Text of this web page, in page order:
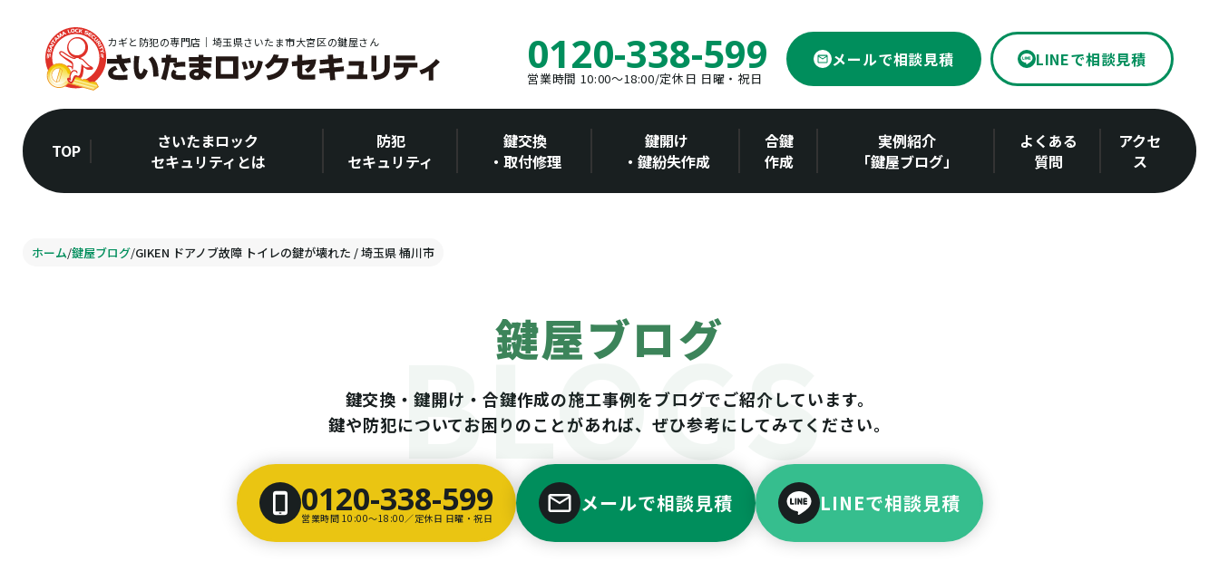
カギと防犯の専門店｜埼玉県さいたま市大宮区の鍵屋さん 0120-338-599
営業時間 10:00～18:00/定休日 日曜・祝日
メールで相談見積 LINEで相談見積
TOP
さいたまロック
セキュリティとは
防犯
セキュリティ
鍵交換
・取付修理
鍵開け
・鍵紛失作成
合鍵
作成
実例紹介
「鍵屋ブログ」
よくある
質問
アクセ
ス
ホーム/鍵屋ブログ/GIKEN ドアノブ故障 トイレの鍵が壊れた / 埼玉県 桶川市
鍵屋ブログ
鍵交換・鍵開け・合鍵作成の施工事例をブログでご紹介しています。
鍵や防犯についてお困りのことがあれば、ぜひ参考にしてみてください。
0120-338-599
営業時間 10:00〜18:00／定休日 日曜・祝日
メールで相談見積 LINEで相談見積